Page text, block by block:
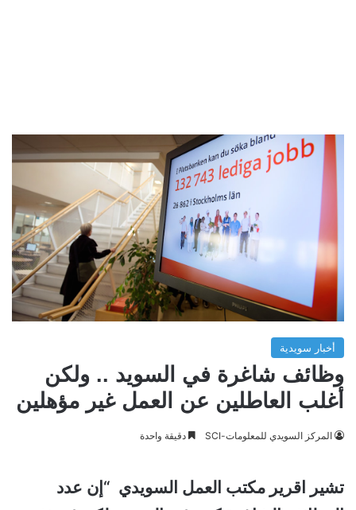
أخبار سويدية
وظائف شاغرة في السويد .. ولكن
أغلب العاطلين عن العمل غير مؤهلين
المركز السويدي للمعلومات-SCI دقيقة واحدة
تشير اقرير مكتب العمل السويدي “إن عدد